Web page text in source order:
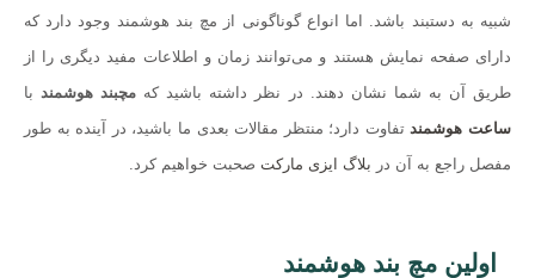
شبیه به دستبند باشد. اما انواع گوناگونی از مچ بند هوشمند وجود دارد که
دارای صفحه نمایش هستند و می‌توانند زمان و اطلاعات مفید دیگری را از
طریق آن به شما نشان دهند. در نظر داشته باشید که مچبند هوشمندبا
ساعت هوشمندتفاوت دارد؛ منتظر مقالات بعدی ما باشید، در آینده به طور
مفصل راجع به آن در بلاگ ایزی مارکت صحبت خواهیم کرد.
اولین مچ بند هوشمند